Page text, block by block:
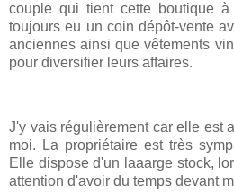
couple qui tient cette boutique
toujours eu un coin dépôt-vente
anciennes ainsi que vêtements
pour diversifier leurs affaires.
J'y vais régulièrement car elle est
moi. La propriétaire est très
Elle dispose d'un laaarge stock,
attention d'avoir du temps devant